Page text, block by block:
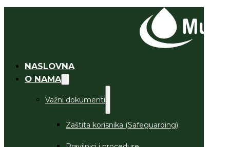
NASLOVNA
O NAMA
Važni dokumenti
Zaštita korisnika (Safeguarding)